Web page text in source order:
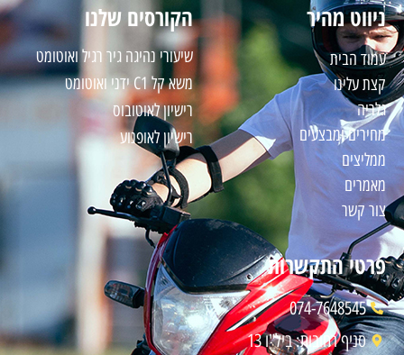
ניווט מהיר
עמוד הבית
קצת עלינו
גלריה
מחירים ומבצעים
ממליצים
מאמרים
צור קשר
הקורסים שלנו
שיעורי נהיגה גיר רגיל ואוטומט
משא קל C1 ידני ואוטומט
רישיון לאוטובוס
רישיון לאופנוע
פרטי התקשרות
074-7648545
סניף רחובות: ביל"ו 13